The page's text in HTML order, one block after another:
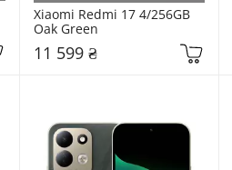
Xiaomi Redmi 17 4/256GB
Oak Green
11 599 ₴